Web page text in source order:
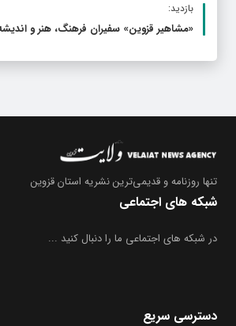
بازدید:
«مشاهیر قزوین» سفیران فرهنگ، هنر و
تنها روزنامهو قدیمی‌ترین نشریه استان قزوین
شبکه های اجتماعی
در شبکه های اجتماعی ما را دنبال کنید ...
دسترسی سریع